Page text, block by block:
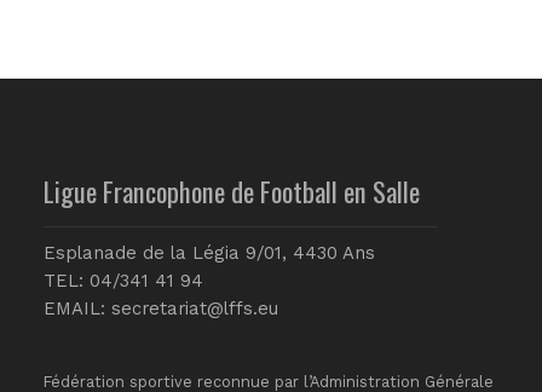
Ligue Francophone de Football en Salle
Esplanade de la Légia 9/01, 4430 Ans
TEL: 04/341 41 94
EMAIL: secretariat@lffs.eu
Fédération sportive reconnue par l’Administration Générale